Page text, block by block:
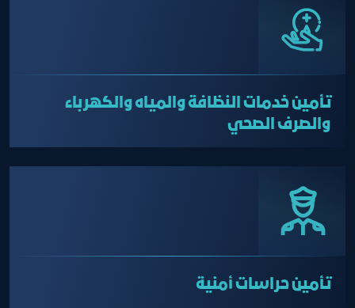
تأمين خدمات النظافة والمياه والكهرباء
والصرف الصحي
تأمين حراسات أمنية